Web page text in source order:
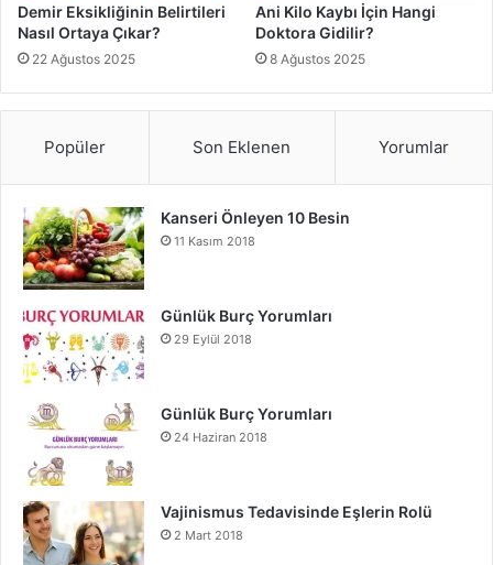
Demir Eksikliğinin Belirtileri
Nasıl Ortaya Çıkar?
22 Ağustos 2025
Ani Kilo Kaybı İçin Hangi
Doktora Gidilir?
8 Ağustos 2025
Popüler Son Eklenen Yorumlar
Kanseri Önleyen 10 Besin
11 Kasım 2018
Günlük Burç Yorumları
29 Eylül 2018
Günlük Burç Yorumları
24 Haziran 2018
Vajinismus Tedavisinde Eşlerin Rolü
2 Mart 2018